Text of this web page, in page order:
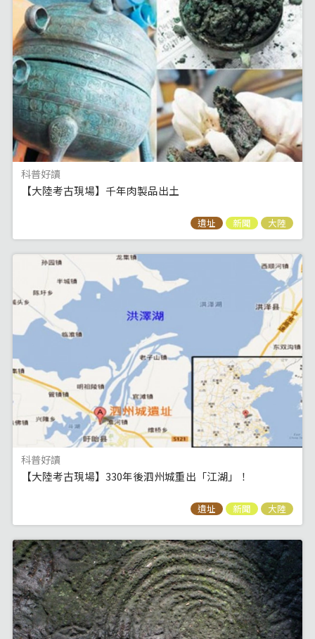
科普好讀
【大陸考古現場】千年肉製品出土
遺址 新聞 大陸
科普好讀
【大陸考古現場】330年後泗州城重出「江湖」！
遺址 新聞 大陸